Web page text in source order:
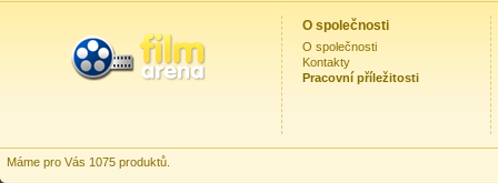
O společnosti
O společnosti
Kontakty
Pracovní příležitosti
Máme pro Vás 1075 produktů.